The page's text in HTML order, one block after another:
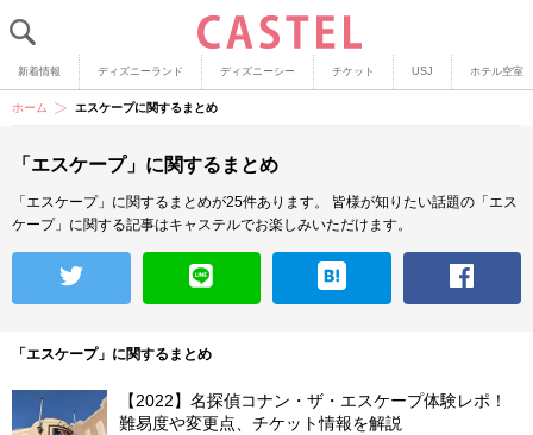
新着情報 ディズニーランド ディズニーシー チケット USJ ホテル空室
ホーム エスケープに関するまとめ
「エスケープ」に関するまとめ
「エスケープ」に関するまとめが25件あります。
皆様が知りたい話題の「エス
ケープ」に関する記事はキャステルでお楽しみいただけます。
「エスケープ」に関するまとめ
【2022】名探偵コナン・ザ・エスケープ体験レポ！
難易度や変更点、チケット情報を解説